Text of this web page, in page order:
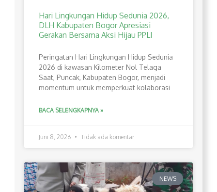
Hari Lingkungan Hidup Sedunia 2026,
DLH Kabupaten Bogor Apresiasi
Gerakan Bersama Aksi Hijau PPLI
Peringatan Hari Lingkungan Hidup Sedunia
2026 di kawasan Kilometer Nol Telaga
Saat, Puncak, Kabupaten Bogor, menjadi
momentum untuk memperkuat kolaborasi
BACA SELENGKAPNYA »
Juni 8, 2026 Tidak ada komentar
NEWS